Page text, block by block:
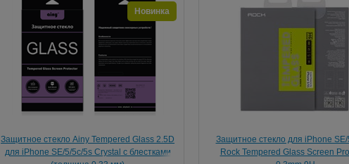
Защитное стекло Ainy Tempered Glass 2.5D
для iPhone SE/5/5c/5s Crystal с блестками
Новинка
Защитное стекло для iPhone SE/
Rock Tempered Glass Screen